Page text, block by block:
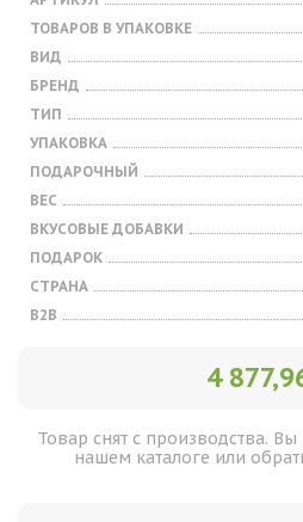
ТОВАРОВ В УПАКОВКЕ
ВИД
БРЕНД
ТИП
УПАКОВКА
ПОДАРОЧНЫЙ
ВЕС
ВКУСОВЫЕ ДОБАВКИ
ПОДАРОК
СТРАНА
B2B
4
Товар снят с производства.
нашем каталоге или